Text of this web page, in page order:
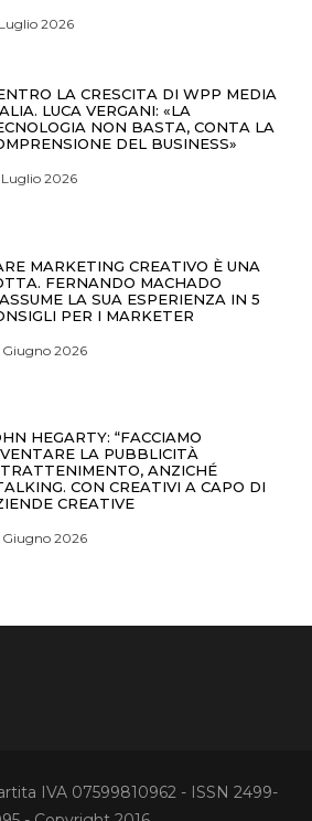
Luglio 2026
LA CRESCITA DI WPP MEDIA
LUCA VERGANI: «LA
NON BASTA, CONTA LA
DEL BUSINESS»
Luglio 2026
MARKETING CREATIVO È UNA
FERNANDO MACHADO
LA SUA ESPERIENZA IN 5
PER I MARKETER
Giugno 2026
HEGARTY: “FACCIAMO
LA PUBBLICITÀ
ANZICHÉ
CON CREATIVI A CAPO DI
CREATIVE
Giugno 2026
IVA 07599810962 - ISSN 2499-